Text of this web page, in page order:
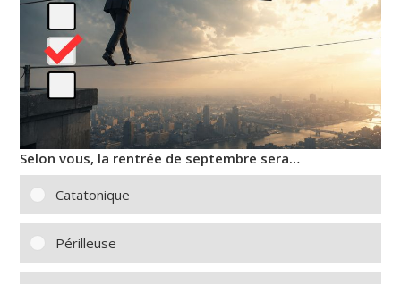
Selon vous, la rentrée de septembre sera…
Catatonique
Périlleuse